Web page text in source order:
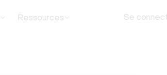
Ressources Se